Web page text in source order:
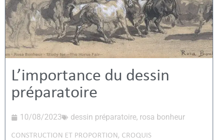
L’importance du dessin
préparatoire
10/08/2023 dessin préparatoire, rosa bonheur
CONSTRUCTION ET PROPORTION, CROQUIS